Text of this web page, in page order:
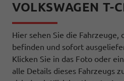
VOLKSWAGEN T-
Hier sehen Sie die Fahrzeuge,
befinden und sofort
Klicken Sie in das Foto oder
alle Details dieses Fahrzeugs